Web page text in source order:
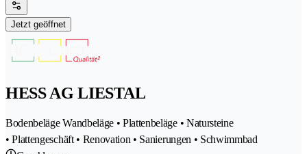
Jetzt geöffnet
HESS AG LIESTAL
Bodenbeläge Wandbeläge • Plattenbeläge • Natursteine
• Plattengeschäft • Renovation • Sanierungen • Schwimmbad